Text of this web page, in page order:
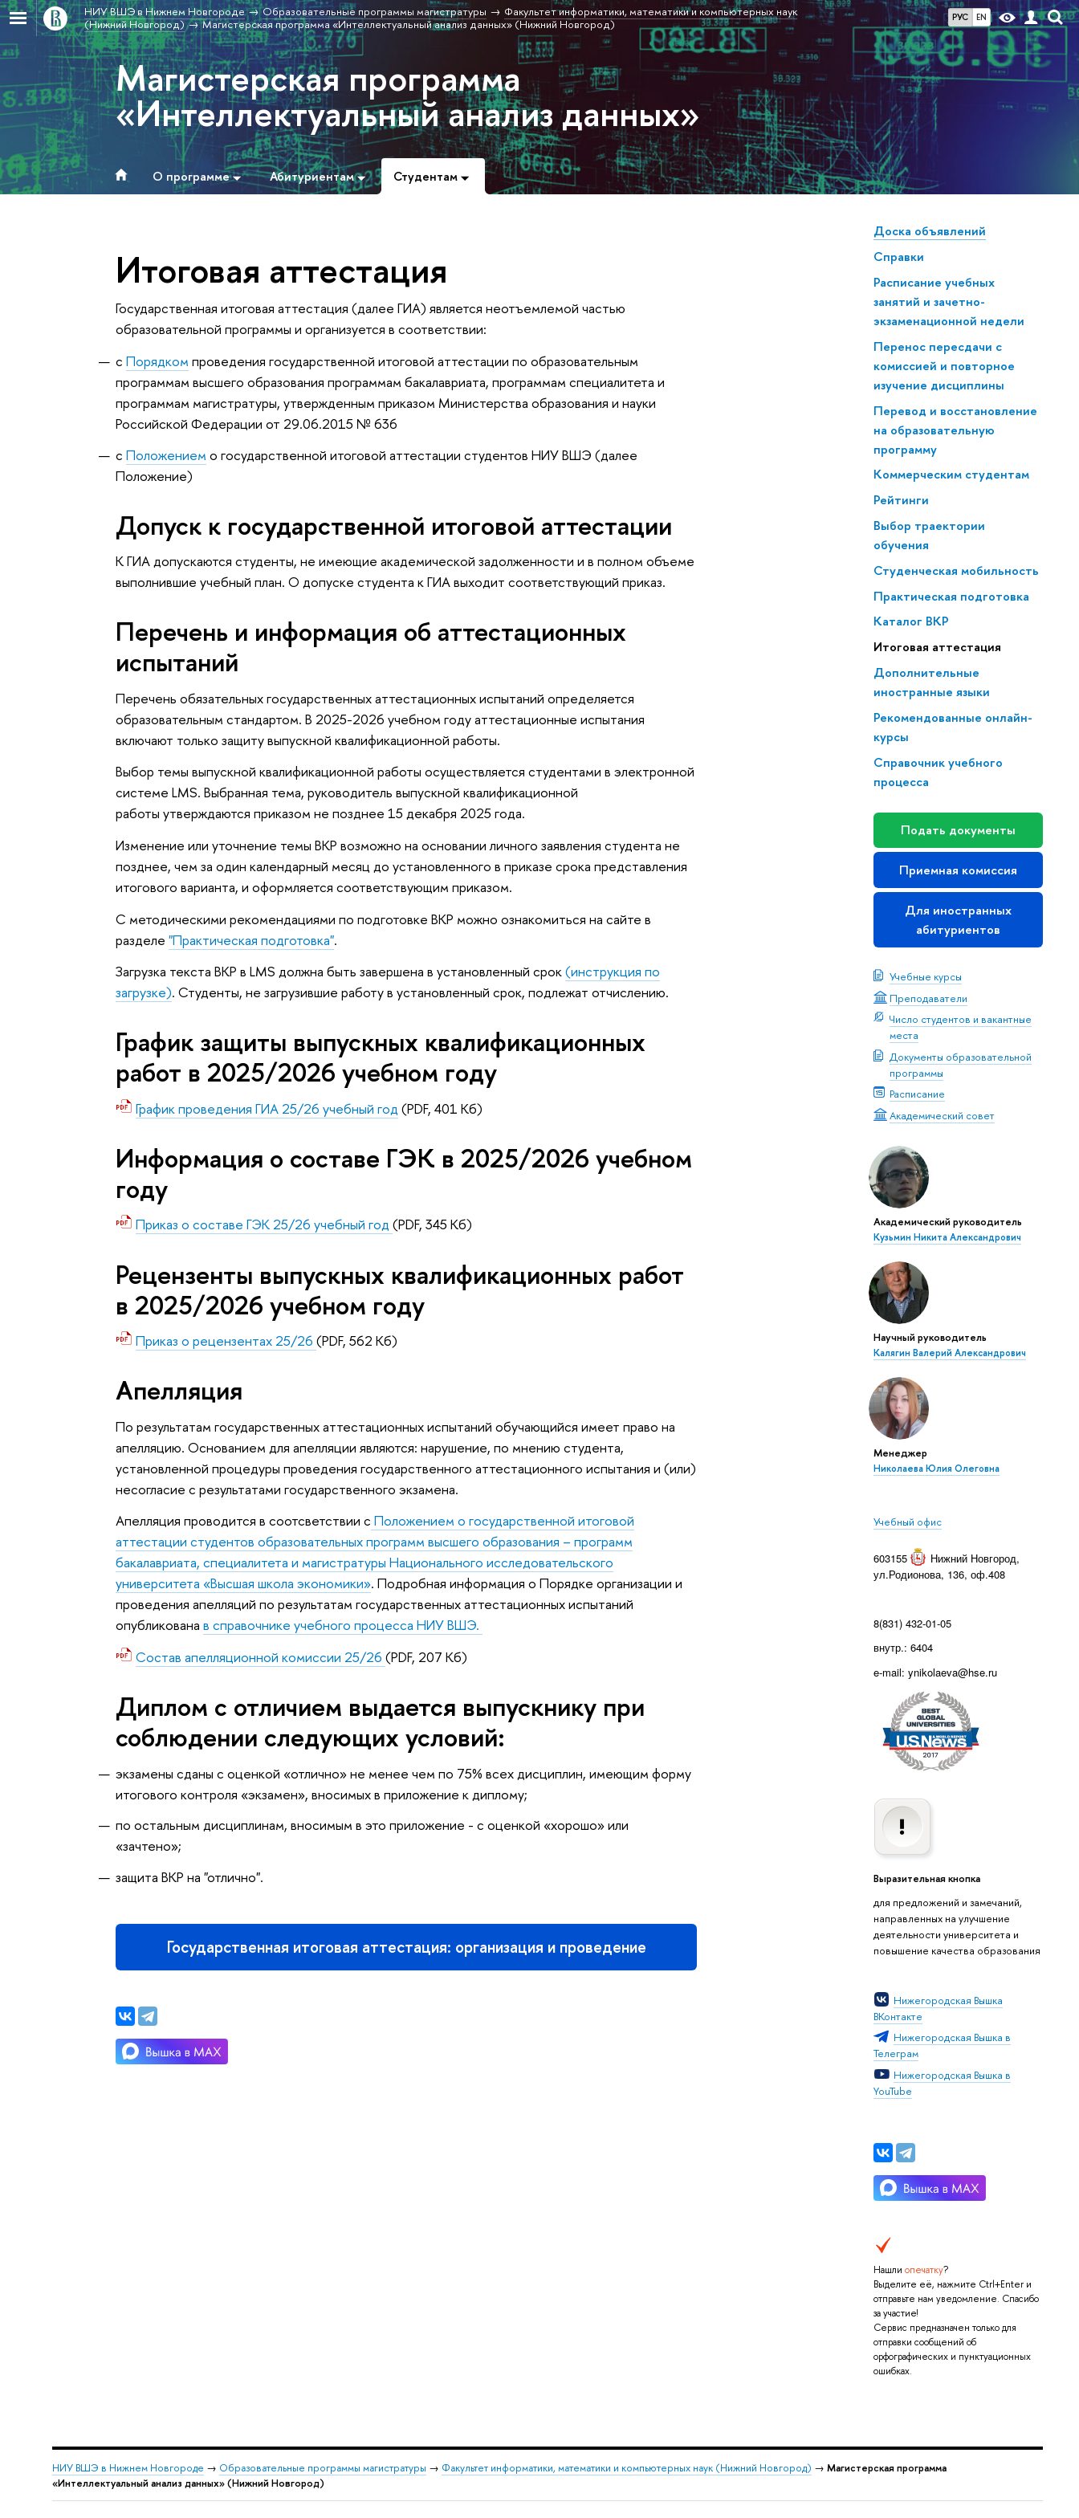
РУС EN
НИУ ВШЭ в Нижнем Новгороде Образовательные программы магистратуры
Факультет информатики, математики и компьютерных наук
(Нижний Новгород)
Магистерская программа «Интеллектуальный анализ данных» (Нижний Новгород)
Магистерская программа
«Интеллектуальный анализ данных»
О программе Абитуриентам Студентам
Доска объявлений
Справки
Расписание учебных
занятий и зачетно-
экзаменационной недели
Перенос пересдачи с
комиссией и повторное
изучение дисциплины
Перевод и восстановление
на образовательную
программу
Коммерческим студентам
Рейтинги
Выбор траектории
обучения
Студенческая мобильность
Практическая подготовка
Каталог ВКР
Итоговая аттестация
Дополнительные
иностранные языки
Рекомендованные онлайн-
курсы
Справочник учебного
процесса
Подать документы
Приемная комиссия
Для иностранных
абитуриентов
Учебные курсы
Преподаватели
Число студентов и вакантные
места
Документы образовательной
программы
Расписание
Академический совет
Академический руководитель
Кузьмин Никита Александрович
Научный руководитель
Калягин Валерий Александрович
Менеджер
Николаева Юлия Олеговна
Учебный офис
603155 Нижний Новгород,
ул.Родионова, 136, оф.408
8(831) 432-01-05
внутр.: 6404
e-mail: ynikolaeva@hse.ru
Выразительная кнопка
для предложений и замечаний,
направленных на улучшение
деятельности университета и
повышение качества образования
Нижегородская Вышка
ВКонтакте
Нижегородская Вышка в
Телеграм
Нижегородская Вышка в
YouTube
Нашли опечатку?
Выделите её, нажмите Ctrl+Enter и
отправьте нам уведомление. Спасибо
за участие!
Сервис предназначен только для
отправки сообщений об
орфографических и пунктуационных
ошибках.
Итоговая аттестация
Государственная итоговая аттестация (далее ГИА) является неотъемлемой частью
образовательной программы и организуется в соответствии:
сПорядком проведения государственной итоговой аттестации по образовательным
программам высшего образования программам бакалавриата, программам специалитета и
программам магистратуры, утвержденным приказом Министерства образования и науки
Российской Федерации от 29.06.2015 № 636
сПоложением о государственной итоговой аттестации студентов НИУ ВШЭ (далее
Положение)
Допуск к государственной итоговой аттестации
К ГИА допускаются студенты, не имеющие академической задолженности и в полном объеме
выполнившие учебный план. О допуске студента к ГИА выходит соответствующий приказ.
Перечень и информация об аттестационных
испытаний
Перечень обязательных государственных аттестационных испытаний определяется
образовательным стандартом. В 2025-2026 учебном году аттестационные испытания
включают только защиту выпускной квалификационной работы.
Выбор темы выпускной квалификационной работы осуществляется студентами в электронной
системе LMS. Выбранная тема, руководитель выпускной квалификационной
работы утверждаются приказом не позднее 15 декабря 2025 года.
Изменение или уточнение темы ВКР возможно на основании личного заявления студента не
позднее, чем за один календарный месяц до установленного в приказе срока представления
итогового варианта, и оформляется соответствующим приказом.
С методическими рекомендациями по подготовке ВКР можно ознакомиться на сайте в
разделе"Практическая подготовка".
Загрузка текста ВКР в LMS должна быть завершена в установленный срок(инструкция по
загрузке). Студенты, не загрузившие работу в установленный срок, подлежат отчислению.
График защиты выпускных квалификационных
работ в 2025/2026 учебном году
График проведения ГИА 25/26 учебный год (PDF, 401 Кб)
Информация о составе ГЭК в 2025/2026 учебном
году
Приказ о составе ГЭК 25/26 учебный год(PDF, 345 Кб)
Рецензенты выпускных квалификационных работ
в 2025/2026 учебном году
Приказ о рецензентах 25/26(PDF, 562 Кб)
Апелляция
По результатам государственных аттестационных испытаний обучающийся имеет право на
апелляцию. Основанием для апелляции являются: нарушение, по мнению студента,
установленной процедуры проведения государственного аттестационного испытания и (или)
несогласие с результатами государственного экзамена.
Апелляция проводится в соотсветствии с Положением о государственной итоговой
аттестации студентов образовательных программ высшего образования – программ
бакалавриата, специалитета и магистратуры Национального исследовательского
университета «Высшая школа экономики». Подробная информация о Порядке организации и
проведения апелляций по результатам государственных аттестационных испытаний
опубликованав справочнике учебного процесса НИУ ВШЭ.
Состав апелляционной комиссии 25/26(PDF, 207 Кб)
Диплом с отличием выдается выпускнику при
соблюдении следующих условий:
экзамены сданы с оценкой «отлично» не менее чем по 75% всех дисциплин, имеющим форму
итогового контроля «экзамен», вносимых в приложение к диплому;
по остальным дисциплинам, вносимым в это приложение - с оценкой «хорошо» или
«зачтено»;
защита ВКР на "отлично".
Государственная итоговая аттестация: организация и проведение
НИУ ВШЭ в Нижнем Новгороде → Образовательные программы магистратуры → Факультет информатики, математики и компьютерных наук (Нижний Новгород) → Магистерская программа
«Интеллектуальный анализ данных» (Нижний Новгород)